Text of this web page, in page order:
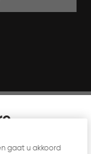
shop?
gaat u akkoord